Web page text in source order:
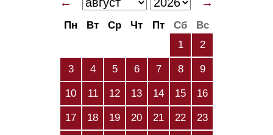
Пн Вт Ср Чт Пт Сб
Вс
1
2
3 4 5 6 7 8 9
10 11 12 13 14 15 16
17 18 19 20 21 22 23